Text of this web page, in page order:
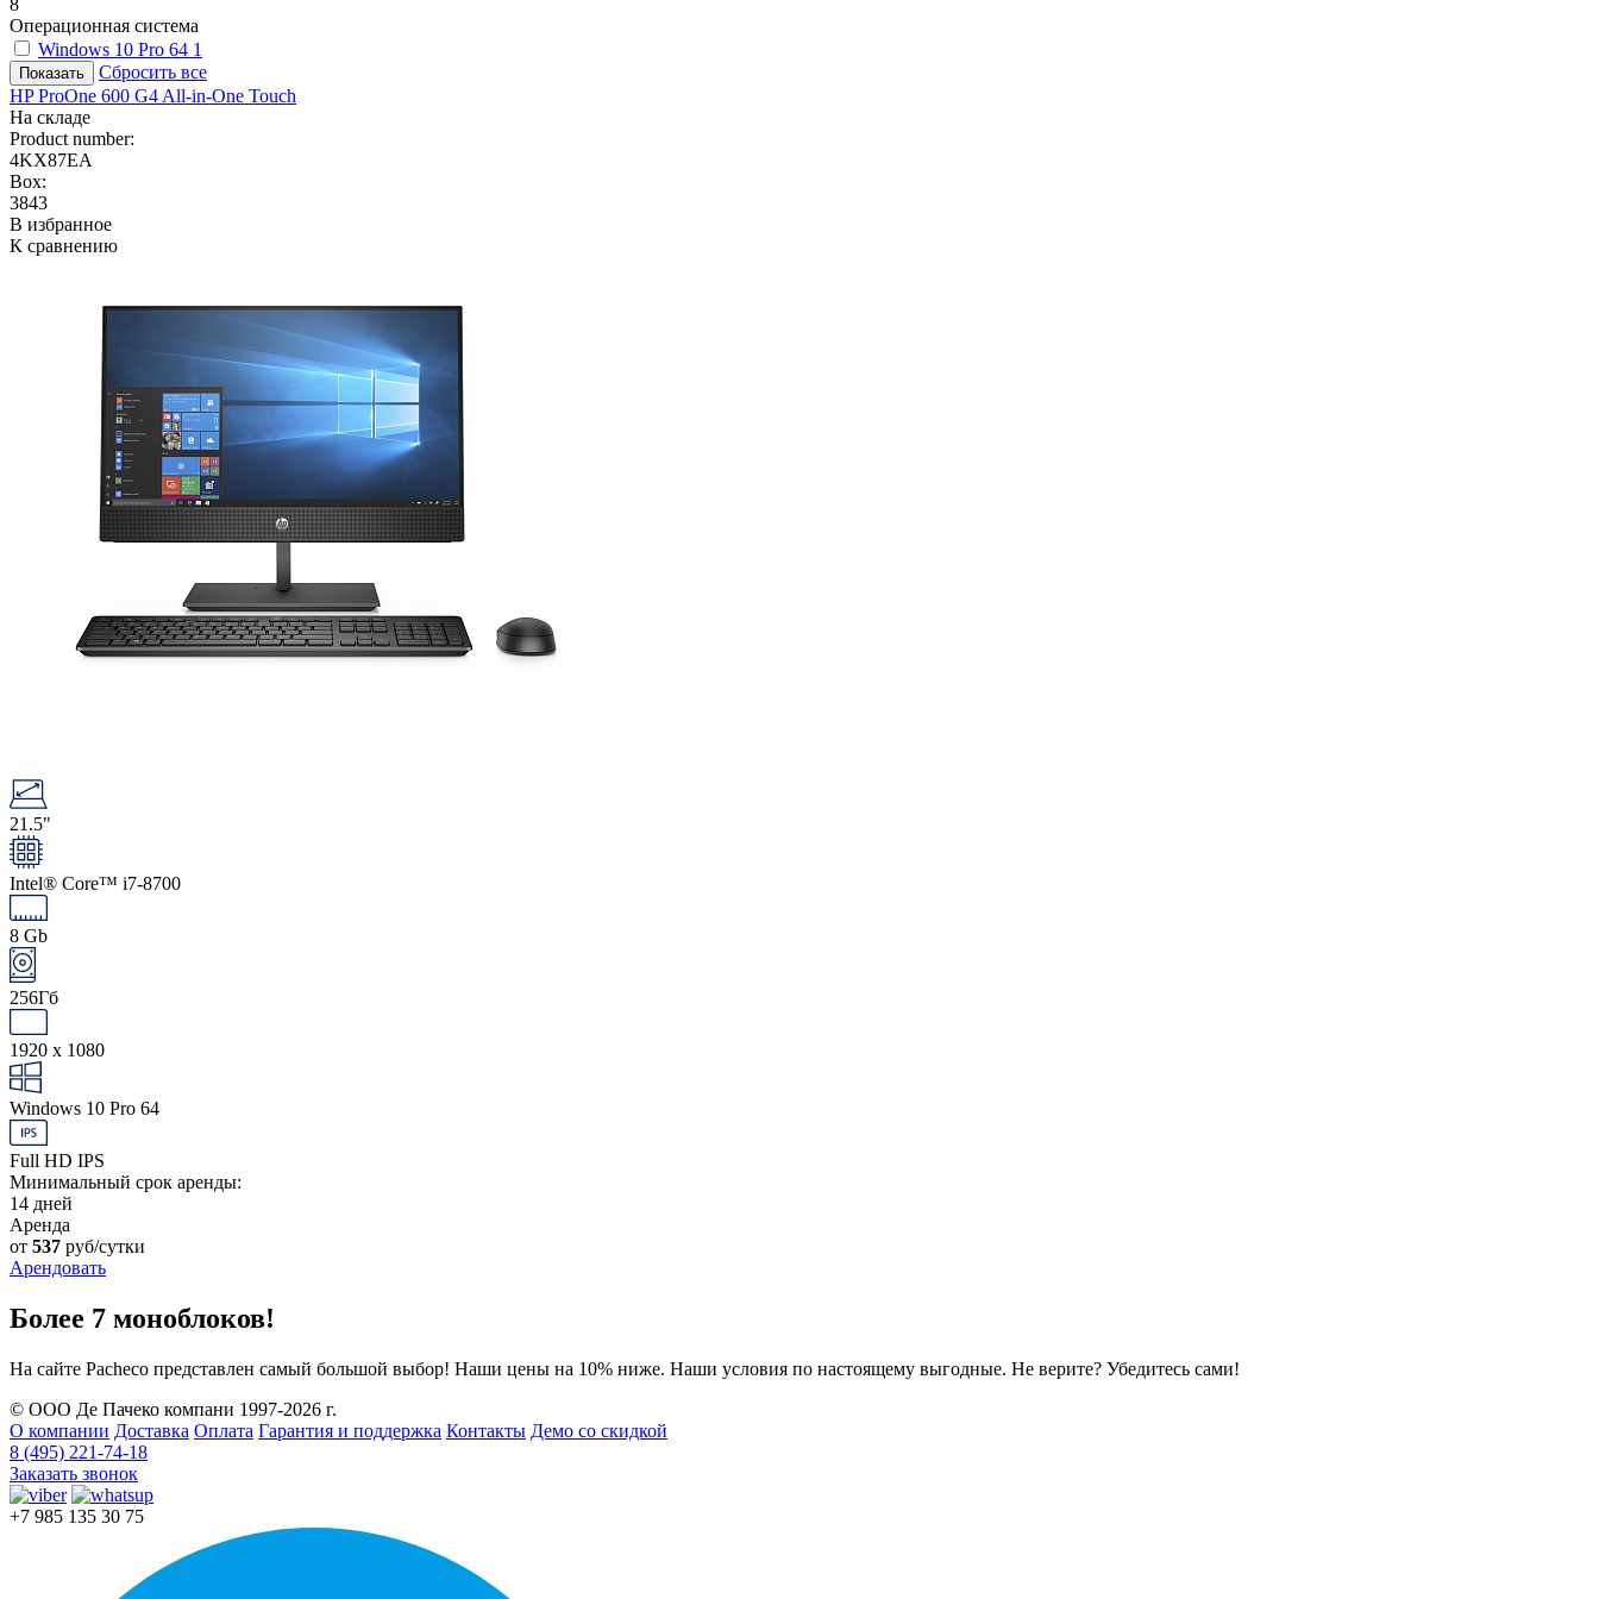
Операционная система
Windows 10 Pro 64 1
Сбросить все
HP ProOne 600 G4 All-in-One Touch
На складе
Product number:
4KX87EA
Box:
3843
В избранное
К сравнению
21.5"
Intel® Core™ i7-8700
8 Gb
256Гб
1920 x 1080
Windows 10 Pro 64
Full HD IPS
Минимальный срок аренды:
14 дней
Аренда
от 537 руб/сутки
Арендовать
Более 7 моноблоков!
На сайте Pacheco представлен самый большой выбор! Наши цены на 10% ниже. Наши условия по настоящему выгодные. Не верите? Убедитесь сами!
© ООО Де Пачеко компани 1997-2026 г.
О компании Доставка Оплата Гарантия и поддержка Контакты Демо со скидкой
8 (495) 221-74-18
Заказать звонок
+7 985 135 30 75